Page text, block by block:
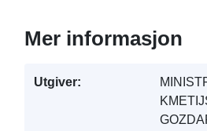
Mer informasjon
Utgiver: